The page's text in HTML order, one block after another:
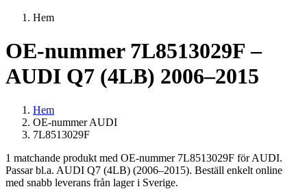
Hem
OE-nummer 7L8513029F –
AUDI Q7 (4LB) 2006–2015
Hem
OE-nummer AUDI
7L8513029F
1 matchande produkt med OE-nummer 7L8513029F för AUDI.
Passar bl.a. AUDI Q7 (4LB) (2006–2015). Beställ enkelt online
med snabb leverans från lager i Sverige.